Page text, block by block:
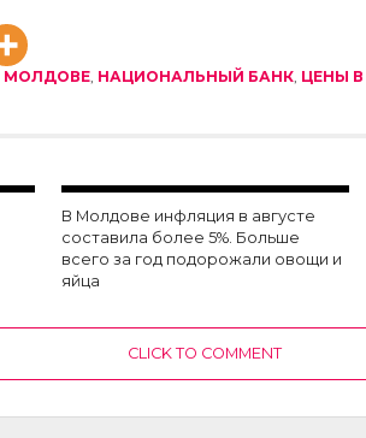
МОЛДОВЕ, НАЦИОНАЛЬНЫЙ БАНК, ЦЕНЫ
В Молдове инфляция в августе
составила более 5%. Больше
всего за год подорожали овощи и
яйца
CLICK TO COMMENT